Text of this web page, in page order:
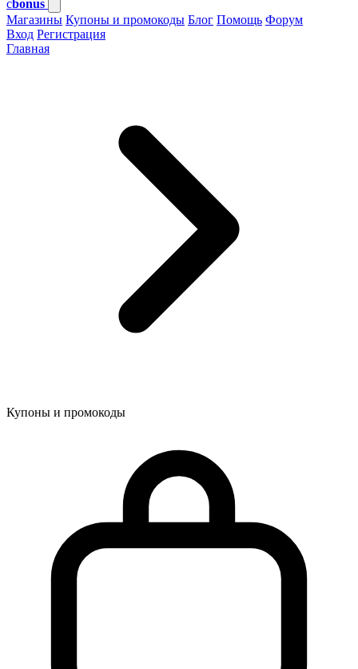
cbonus
Магазины Купоны и промокоды Блог Помощь Форум
Вход Регистрация
Главная
Купоны и промокоды